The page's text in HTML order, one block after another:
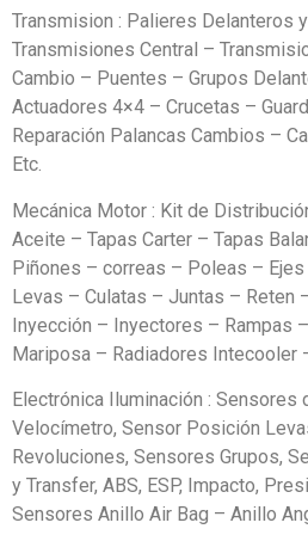
Transmision : Palieres Delanteros
Transmisiones Central –
Cambio – Puentes – Grupos
Actuadores 4×4 – Crucetas –
Reparación Palancas Cambios –
Etc.
Mecánica Motor : Kit de
Aceite – Tapas Carter – Tapas
Piñones – correas – Poleas –
Levas – Culatas – Juntas – Reten
Inyección – Inyectores – Rampas
Mariposa – Radiadores Intecooler
Electrónica Iluminación : Sensores
Velocímetro, Sensor Posición
Revoluciones, Sensores Grupos,
y Transfer, ABS, ESP, Impacto,
Sensores Anillo Air Bag – Anillo